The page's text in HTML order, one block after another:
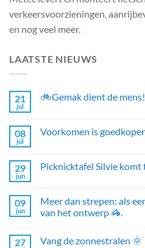
verkeersvoorzieningen,
en nog veel meer.
LAATSTE NIEUWS
21
jul
🚲Gemak dient de mens!
08
jul
Voorkomen is
29
jun
Picknicktafel Silvie
09
jun
Meer dan strepen: als
van het ontwerp 🦓.
27 Vang de zonnestralen 🌞